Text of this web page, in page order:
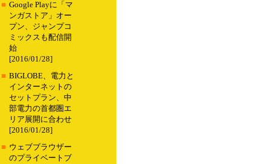
■ Google Playに「マ
ンガストア」オー
プン、ジャンプコ
ミックスも配信開
始
[2016/01/28]
■ BIGLOBE、電力と
インターネットの
セットプラン、中
部電力の首都圏エ
リア展開に合わせ
[2016/01/28]
■ ウェブブラウザー
のプライベートブ